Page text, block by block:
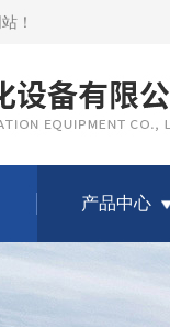
！
产品中心